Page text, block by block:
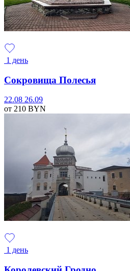
1 день
Сокровища Полесья
22.08 26.09
от 210 BYN
1 день